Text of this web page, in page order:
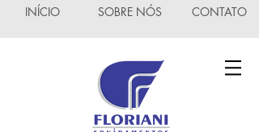
CONTATO
SOBRE NÓS
INÍCIO